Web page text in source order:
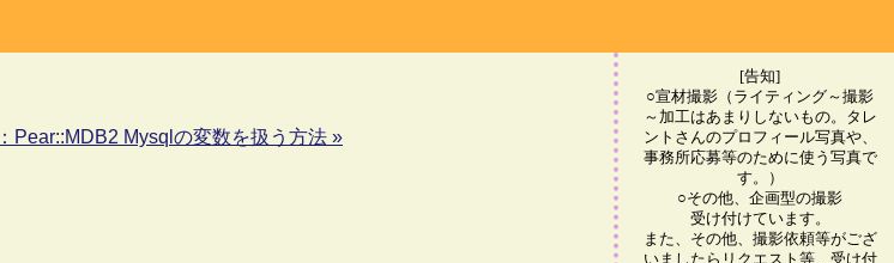
Pear::MDB2 Mysqlの変数を扱う方法 »
[告知]
○宣材撮影（ライティング～撮影
～加工はあまりしないもの。タレ
ントさんのプロフィール写真や、
事務所応募等のために使う写真で
す。）
○その他、企画型の撮影
受け付けています。
また、その他、撮影依頼等がござ
いましたらリクエスト等、受け付